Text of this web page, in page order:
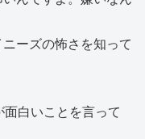
ーズの怖さを知って
白いことを言って